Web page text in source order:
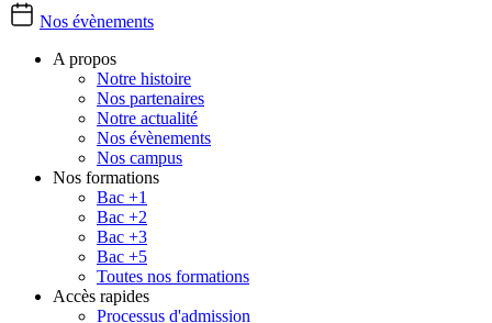
Nos évènements
A propos
Notre histoire
Nos partenaires
Notre actualité
Nos évènements
Nos campus
Nos formations
Bac +1
Bac +2
Bac +3
Bac +5
Toutes nos formations
Accès rapides
Processus d'admission